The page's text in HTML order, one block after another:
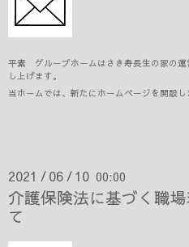
平素 グループホームはさき寿長生の家の運
し上げます。
当ホームでは、新たにホームページを開設し
2021 / 06 / 10 00:00
介護保険法に基づく職
て